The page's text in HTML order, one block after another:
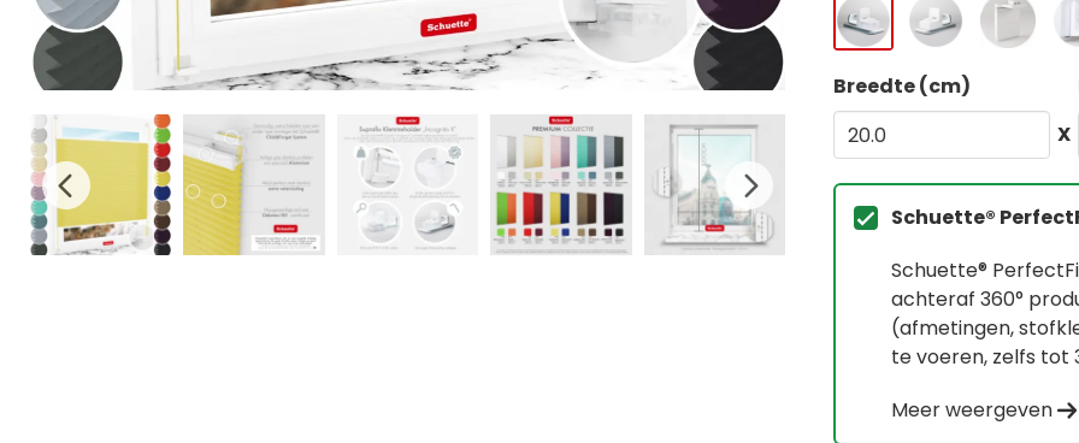
Breedte (cm)
X
Schuette®
Schuette®
achteraf 360°
(afmetingen,
te voeren, zelfs tot
Meer weergeven